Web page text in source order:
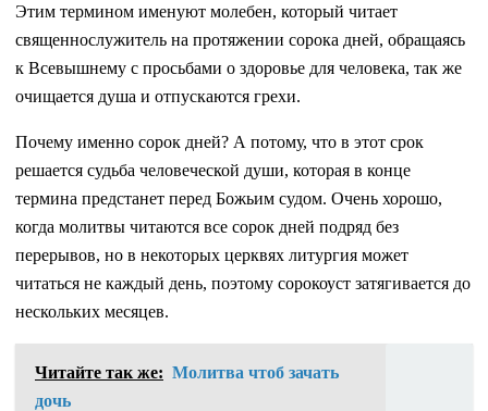
Этим термином именуют молебен, который читает
священнослужитель на протяжении сорока дней, обращаясь
к Всевышнему с просьбами о здоровье для человека, так же
очищается душа и отпускаются грехи.
Почему именно сорок дней? А потому, что в этот срок
решается судьба человеческой души, которая в конце
термина предстанет перед Божьим судом. Очень хорошо,
когда молитвы читаются все сорок дней подряд без
перерывов, но в некоторых церквях литургия может
читаться не каждый день, поэтому сорокоуст затягивается до
нескольких месяцев.
Читайте так же: Молитва чтоб зачать
дочь